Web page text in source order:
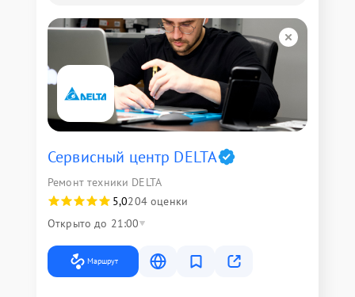
Сервисный центр DELTA
Ремонт техники DELTA
5,0204 оценки
Открыто до 21:00
Маршрут